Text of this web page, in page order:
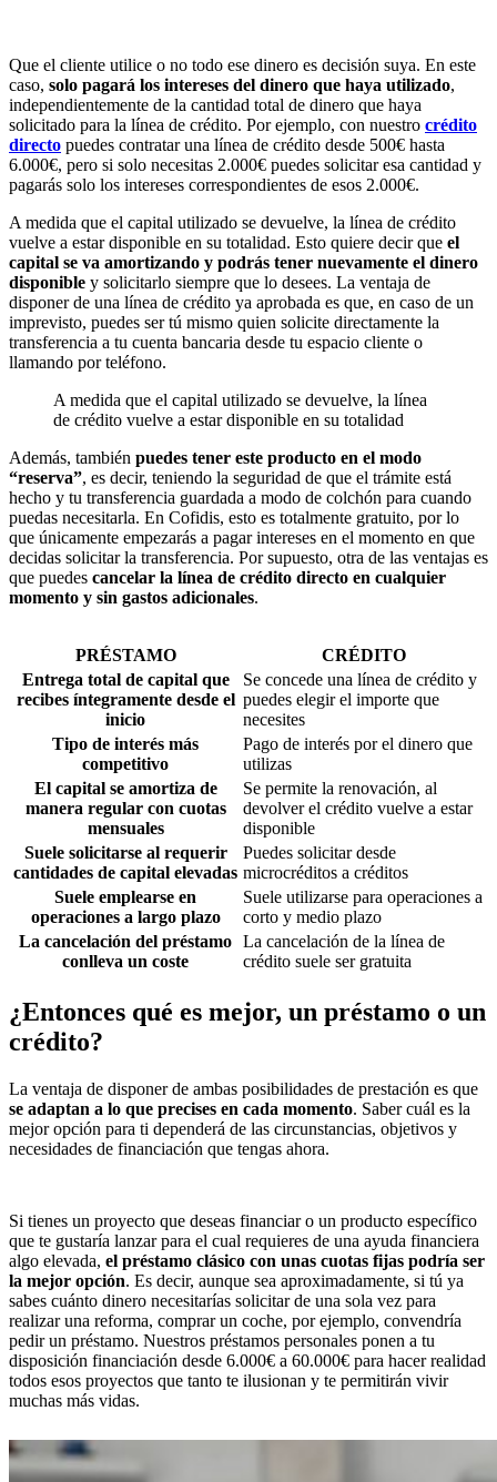
Que el cliente utilice o no todo ese dinero es decisión suya. En este
caso, solo pagará los intereses del dinero que haya utilizado,
independientemente de la cantidad total de dinero que haya
solicitado para la línea de crédito. Por ejemplo, con nuestro crédito
directo puedes contratar una línea de crédito desde 500€ hasta
6.000€, pero si solo necesitas 2.000€ puedes solicitar esa cantidad y
pagarás solo los intereses correspondientes de esos 2.000€.
A medida que el capital utilizado se devuelve, la línea de crédito
vuelve a estar disponible en su totalidad. Esto quiere decir que el
capital se va amortizando y podrás tener nuevamente el dinero
disponible y solicitarlo siempre que lo desees. La ventaja de
disponer de una línea de crédito ya aprobada es que, en caso de un
imprevisto, puedes ser tú mismo quien solicite directamente la
transferencia a tu cuenta bancaria desde tu espacio cliente o
llamando por teléfono.
A medida que el capital utilizado se devuelve, la línea
de crédito vuelve a estar disponible en su totalidad
Además, también puedes tener este producto en el modo
“reserva”, es decir, teniendo la seguridad de que el trámite está
hecho y tu transferencia guardada a modo de colchón para cuando
puedas necesitarla. En Cofidis, esto es totalmente gratuito, por lo
que únicamente empezarás a pagar intereses en el momento en que
decidas solicitar la transferencia. Por supuesto, otra de las ventajas es
que puedes cancelar la línea de crédito directo en cualquier
momento y sin gastos adicionales.
PRÉSTAMO
CRÉDITO
Entrega total de capital que
recibes íntegramente desde el
inicio
Se concede una línea de crédito y
puedes elegir el importe que
necesites
Tipo de interés más
competitivo
Pago de interés por el dinero que
utilizas
El capital se amortiza de
manera regular con cuotas
mensuales
Se permite la renovación, al
devolver el crédito vuelve a estar
disponible
Suele solicitarse al requerir
cantidades de capital elevadas
Puedes solicitar desde
microcréditos a créditos
Suele emplearse en
operaciones a largo plazo
Suele utilizarse para operaciones a
corto y medio plazo
La cancelación del préstamo
conlleva un coste
La cancelación de la línea de
crédito suele ser gratuita
¿Entonces qué es mejor, un préstamo o un
crédito?
La ventaja de disponer de ambas posibilidades de prestación es que
se adaptan a lo que precises en cada momento. Saber cuál es la
mejor opción para ti dependerá de las circunstancias, objetivos y
necesidades de financiación que tengas ahora.
Si tienes un proyecto que deseas financiar o un producto específico
que te gustaría lanzar para el cual requieres de una ayuda financiera
algo elevada, el préstamo clásico con unas cuotas fijas podría ser
la mejor opción. Es decir, aunque sea aproximadamente, si tú ya
sabes cuánto dinero necesitarías solicitar de una sola vez para
realizar una reforma, comprar un coche, por ejemplo, convendría
pedir un préstamo. Nuestros préstamos personales ponen a tu
disposición financiación desde 6.000€ a 60.000€ para hacer realidad
todos esos proyectos que tanto te ilusionan y te permitirán vivir
muchas más vidas.